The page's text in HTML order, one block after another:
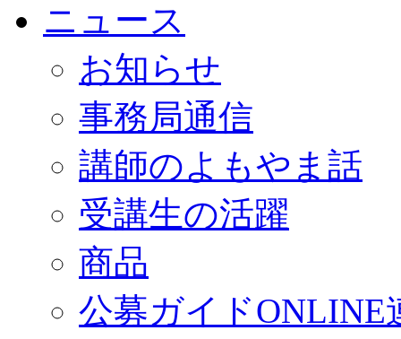
ニュース
お知らせ
事務局通信
講師のよもやま話
受講生の活躍
商品
公募ガイドONLINE